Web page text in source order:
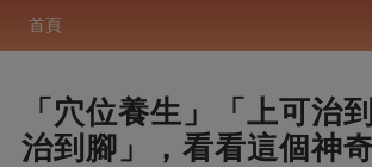
首頁
「穴位養生」「上可治
治到腳」，看看這個神